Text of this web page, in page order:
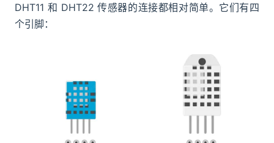
DHT11 和 DHT22 传感器的连接都相对简单。它们有四
个引脚：